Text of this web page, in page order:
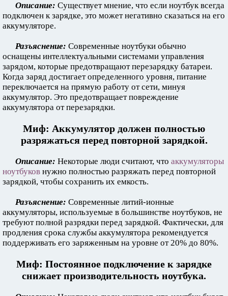
Описание: Существует мнение, что если ноутбук всегда
подключен к зарядке, это может негативно сказаться на его
аккумуляторе.
Разъяснение: Современные ноутбуки обычно
оснащены интеллектуальными системами управления
зарядом, которые предотвращают перезарядку батареи.
Когда заряд достигает определенного уровня, питание
переключается на прямую работу от сети, минуя
аккумулятор. Это предотвращает повреждение
аккумулятора от перезарядки.
Миф: Аккумулятор должен полностью
разряжаться перед повторной зарядкой.
Описание: Некоторые люди считают, что аккумуляторы
ноутбуков нужно полностью разряжать перед повторной
зарядкой, чтобы сохранить их емкость.
Разъяснение: Современные литий-ионные
аккумуляторы, используемые в большинстве ноутбуков, не
требуют полной разрядки перед зарядкой. Фактически, для
продления срока службы аккумулятора рекомендуется
поддерживать его заряженным на уровне от 20% до 80%.
Миф: Постоянное подключение к зарядке
снижает производительность ноутбука.